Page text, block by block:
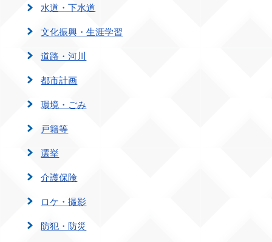
水道・下水道
文化振興・生涯学習
道路・河川
都市計画
環境・ごみ
戸籍等
選挙
介護保険
ロケ・撮影
防犯・防災